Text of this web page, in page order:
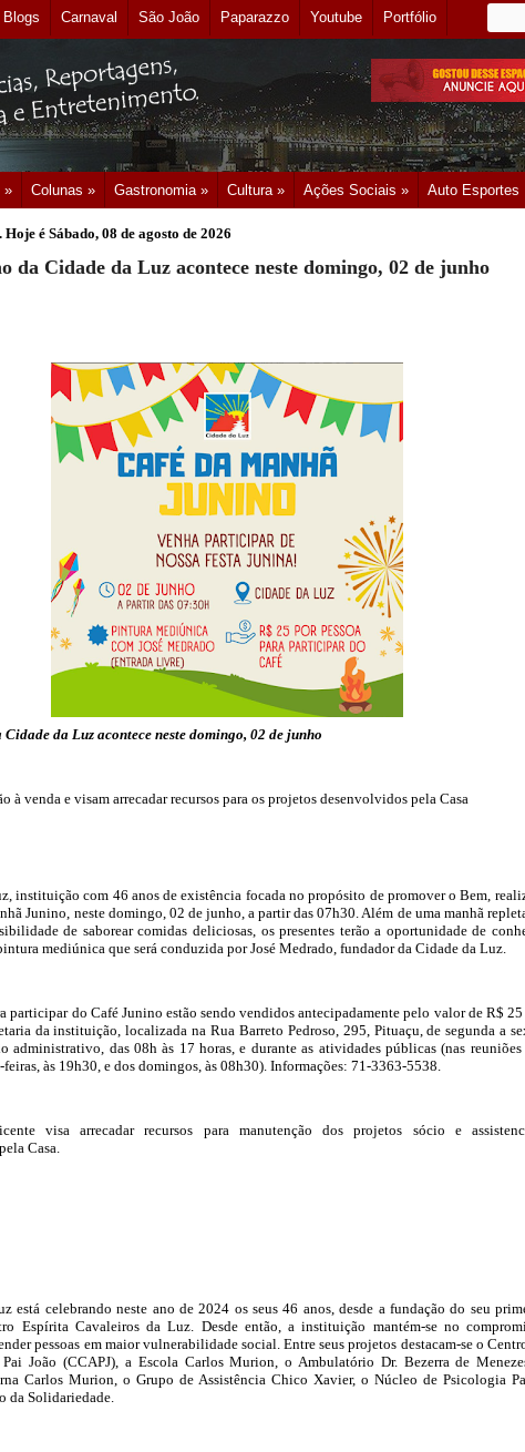
Blogs Carnaval São João Paparazzo Youtube Portfólio
» Colunas » Gastronomia » Cultura » Ações Sociais » Auto Esportes
Hoje éSábado, 08 de agosto de 2026
da Cidade da Luz acontece neste domingo, 02 de junho
da Luz acontece neste domingo, 02 de junho
à venda e visam arrecadar recursos para os projetos desenvolvidos pela Casa
instituição com 46 anos de existência focada no propósito de promover o Bem,
Junino, neste domingo, 02 de junho, a partir das 07h30. Além de uma manhã
de saborear comidas deliciosas, os presentes terão a oportunidade de
mediúnica que será conduzida por José Medrado, fundador da Cidade da Luz.
participar do Café Junino estão sendo vendidos antecipadamente pelo valor de R$
da instituição, localizada na Rua Barreto Pedroso, 295, Pituaçu, de segunda a
administrativo, das 08h às 17 horas, e durante as atividades públicas (nas reuniões
feiras, às 19h30, e dos domingos, às 08h30). Informações: 71-3363-5538.
visa arrecadar recursos para manutenção dos projetos sócio e
Casa.
está celebrando neste ano de 2024 os seus 46 anos, desde a fundação do seu
Espírita Cavaleiros da Luz. Desde então, a instituição mantém-se no
pessoas em maior vulnerabilidade social. Entre seus projetos destacam-se o
João (CCAPJ), a Escola Carlos Murion, o Ambulatório Dr. Bezerra de
Carlos Murion, o Grupo de Assistência Chico Xavier, o Núcleo de Psicologia
da Solidariedade.